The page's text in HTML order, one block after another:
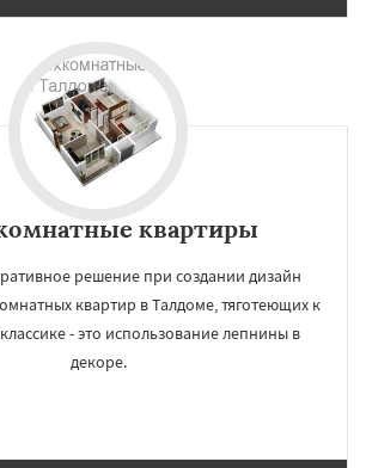
квартиры
решение при создании дизайн
квартир в Талдоме, тяготеющих к
- это использование лепнины в
декоре.